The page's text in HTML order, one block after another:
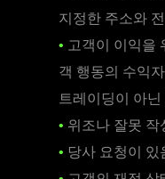
지정한 주소와
• 고객이 이익을
객 행동의 수익
트레이딩이 아
• 위조나 잘못 작
• 당사 요청이